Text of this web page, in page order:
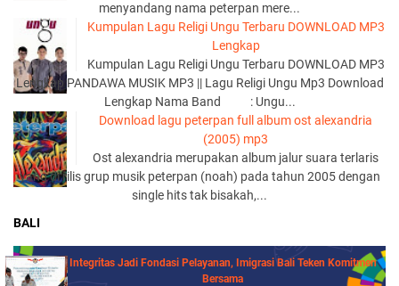
menyandang nama peterpan mere...
Kumpulan Lagu Religi Ungu Terbaru DOWNLOAD MP3
Lengkap
Kumpulan Lagu Religi Ungu Terbaru DOWNLOAD MP3
Lengkap PANDAWA MUSIK MP3 || Lagu Religi Ungu Mp3 Download
Lengkap Nama Band : Ungu...
Download lagu peterpan full album ost alexandria
(2005) mp3
Ost alexandria merupakan album jalur suara terlaris
yang di rilis grup musik peterpan (noah) pada tahun 2005 dengan
single hits tak bisakah,...
BALI
Integritas Jadi Fondasi Pelayanan, Imigrasi Bali Teken Komitmen
Bersama